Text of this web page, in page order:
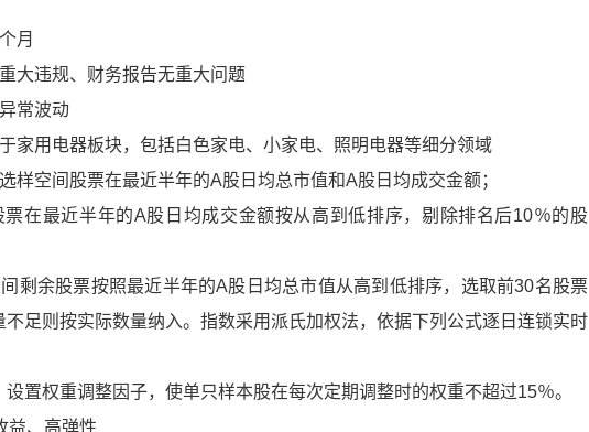
月
大违规、财务报告无重大问题
常波动
家用电器板块，包括白色家电、小家电、照明电器等细分领域
样空间股票在最近半年的A股日均总市值和A股日均成交金额；
票在最近半年的A股日均成交金额按从高到低排序，剔除排名后10％的股
间剩余股票按照最近半年的A股日均总市值从高到低排序，选取前30名股票
足则按实际数量纳入。指数采用派氏加权法，依据下列公式逐日连锁实时
置权重调整因子，使单只样本股在每次定期调整时的权重不超过15％。
益、高弹性